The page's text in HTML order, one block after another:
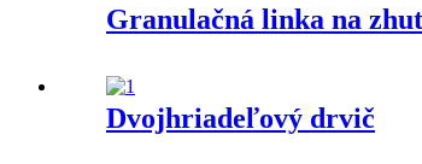
Granulačná linka na
Dvojhriadeľový drvič